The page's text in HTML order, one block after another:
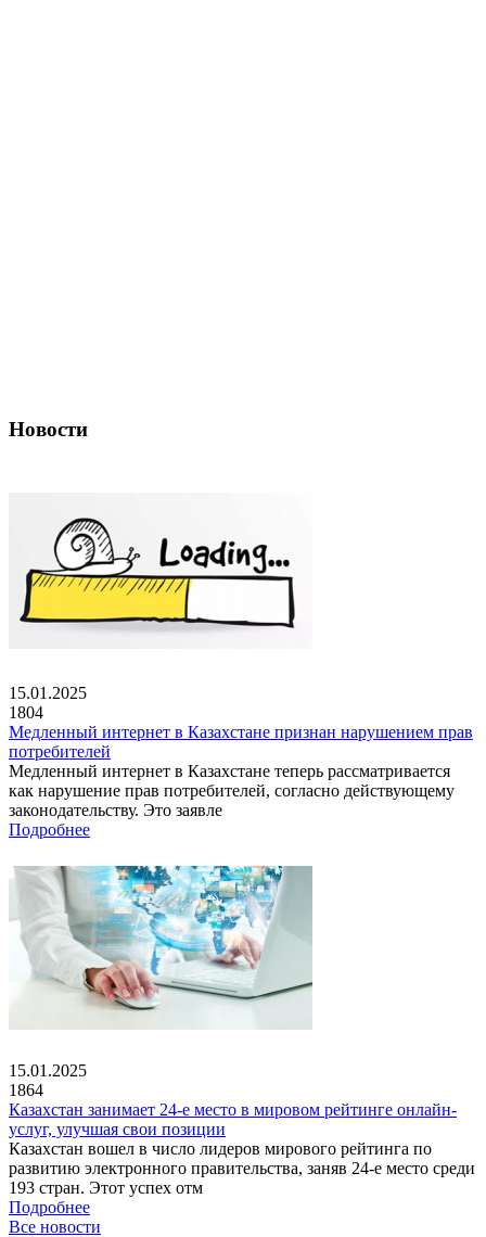
Новости
15.01.2025
1804
Медленный интернет в Казахстане признан нарушением прав
потребителей
Медленный интернет в Казахстане теперь рассматривается
как нарушение прав потребителей, согласно действующему
законодательству. Это заявле
Подробнее
15.01.2025
1864
Казахстан занимает 24-е место в мировом рейтинге онлайн-
услуг, улучшая свои позиции
Казахстан вошел в число лидеров мирового рейтинга по
развитию электронного правительства, заняв 24-е место среди
193 стран. Этот успех отм
Подробнее
Все новости